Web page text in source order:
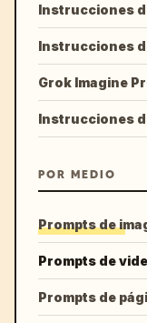
Instrucciones
Instrucciones
Grok Imagine
Instrucciones
POR MEDIO
Prompts de
Prompts de
Prompts de